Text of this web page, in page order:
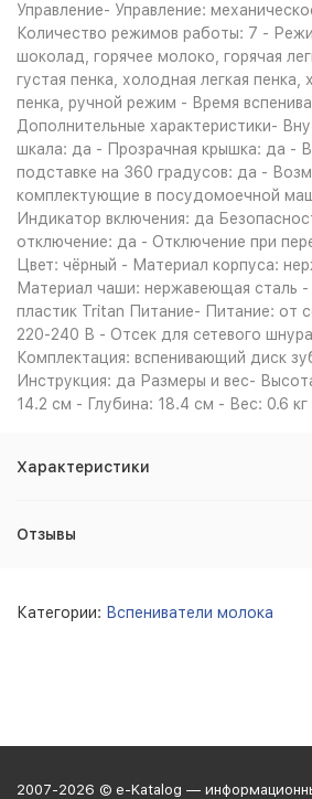
Управление- Управление:
Количество режимов работы: 7 -
шоколад, горячее молоко, горячая
густая пенка, холодная легкая пенка,
пенка, ручной режим - Время
Дополнительные характеристики-
шкала: да - Прозрачная крышка: да -
подставке на 360 градусов: да -
комплектующие в посудомоечной
Индикатор включения: да
отключение: да - Отключение при
Цвет: чёрный - Материал корпуса:
Материал чаши: нержавеющая сталь
пластик Tritan Питание- Питание: от
220-240 В - Отсек для сетевого
Комплектация: вспенивающий диск
Инструкция: да Размеры и вес-
14.2 см - Глубина: 18.4 см - Вес: 0.6 кг
Характеристики
Отзывы
Категории: Вспениватели молока
2007-2026 © e-Katalog —